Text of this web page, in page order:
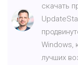
скачать
Windows,
лучших